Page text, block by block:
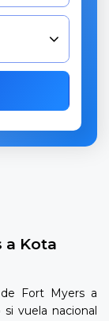
a Kota
Fort Myers a
vuela nacional